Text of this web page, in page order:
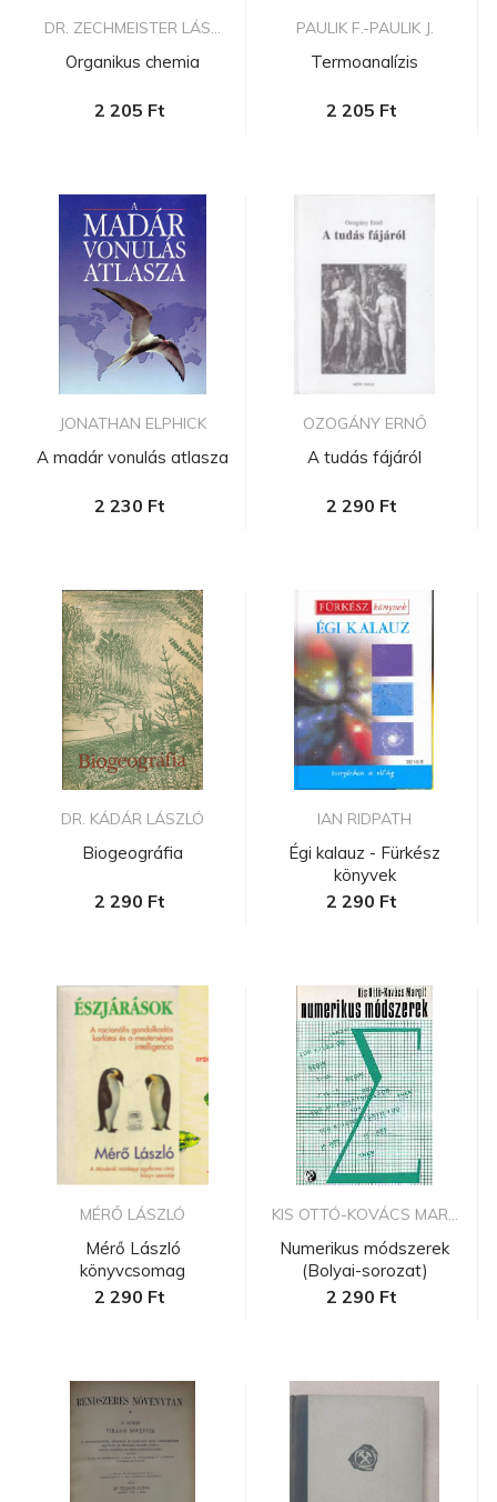
DR. ZECHMEISTER LÁS...
Organikus chemia
2 205 Ft
PAULIK F.-PAULIK J.
Termoanalízis
2 205 Ft
JONATHAN ELPHICK
A madár vonulás atlasza
2 230 Ft
OZOGÁNY ERNŐ
A tudás fájáról
2 290 Ft
DR. KÁDÁR LÁSZLÓ
Biogeográfia
2 290 Ft
IAN RIDPATH
Égi kalauz - Fürkész
könyvek
2 290 Ft
MÉRŐ LÁSZLÓ
Mérő László
könyvcsomag
2 290 Ft
KIS OTTÓ-KOVÁCS MAR...
Numerikus módszerek
(Bolyai-sorozat)
2 290 Ft